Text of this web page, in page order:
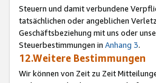
Steuern und damit verbundene
tatsächlichen oder angeblichen
Geschäftsbeziehung mit uns oder
Steuerbestimmungen in Anhang 3.
12.Weitere Bestimmungen
Wir können von Zeit zu Zeit